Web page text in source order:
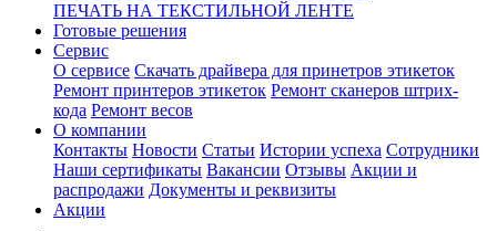
ПЕЧАТЬ НА ТЕКСТИЛЬНОЙ ЛЕНТЕ
Готовые решения
Сервис
О сервисе Скачать драйвера для принетров этикеток
Ремонт принтеров этикеток Ремонт сканеров штрих-
кода Ремонт весов
О компании
Контакты Новости Статьи Истории успеха Сотрудники
Наши сертификаты Вакансии Отзывы Акции и
распродажи Документы и реквизиты
Акции